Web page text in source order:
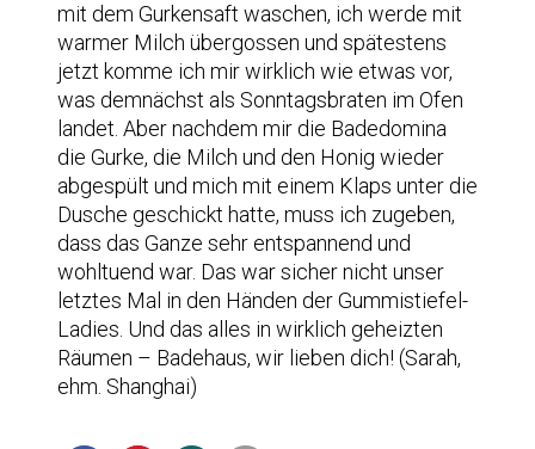
mit dem Gurkensaft waschen, ich werde mit
warmer Milch übergossen und spätestens
jetzt komme ich mir wirklich wie etwas vor,
was demnächst als Sonntagsbraten im Ofen
landet. Aber nachdem mir die Badedomina
die Gurke, die Milch und den Honig wieder
abgespült und mich mit einem Klaps unter die
Dusche geschickt hatte, muss ich zugeben,
dass das Ganze sehr entspannend und
wohltuend war. Das war sicher nicht unser
letztes Mal in den Händen der Gummistiefel-
Ladies. Und das alles in wirklich geheizten
Räumen – Badehaus, wir lieben dich! (Sarah,
ehm. Shanghai)